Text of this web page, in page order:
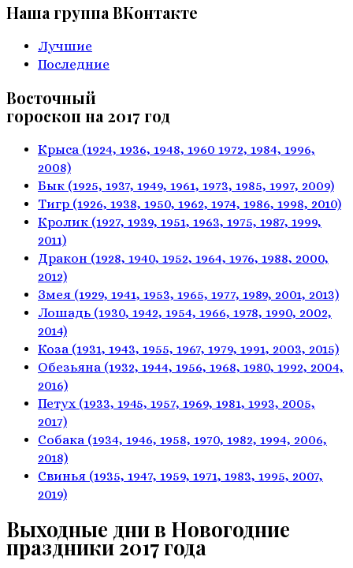
Наша группа ВКонтакте
Лучшие
Последние
Восточный
гороскоп на 2017 год
Крыса (1924, 1936, 1948, 1960 1972, 1984, 1996,
2008)
Бык (1925, 1937, 1949, 1961, 1973, 1985, 1997, 2009)
Тигр (1926, 1938, 1950, 1962, 1974, 1986, 1998, 2010)
Кролик (1927, 1939, 1951, 1963, 1975, 1987, 1999,
2011)
Дракон (1928, 1940, 1952, 1964, 1976, 1988, 2000,
2012)
Змея (1929, 1941, 1953, 1965, 1977, 1989, 2001, 2013)
Лошадь (1930, 1942, 1954, 1966, 1978, 1990, 2002,
2014)
Коза (1931, 1943, 1955, 1967, 1979, 1991, 2003, 2015)
Обезьяна (1932, 1944, 1956, 1968, 1980, 1992, 2004,
2016)
Петух (1933, 1945, 1957, 1969, 1981, 1993, 2005,
2017)
Собака (1934, 1946, 1958, 1970, 1982, 1994, 2006,
2018)
Свинья (1935, 1947, 1959, 1971, 1983, 1995, 2007,
2019)
Выходные дни в Новогодние
праздники 2017 года